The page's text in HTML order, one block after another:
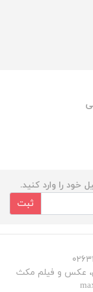
خود را وارد کنید.
ثبت